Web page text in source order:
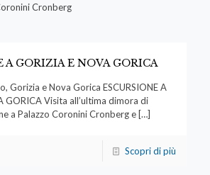
Cronberg
A GORIZIA E NOVA GORICA
Gorizia e Nova Gorica ESCURSIONE A
GORICA Visita all’ultima dimora di
a Palazzo Coronini Cronberg e […]
Scopri di più